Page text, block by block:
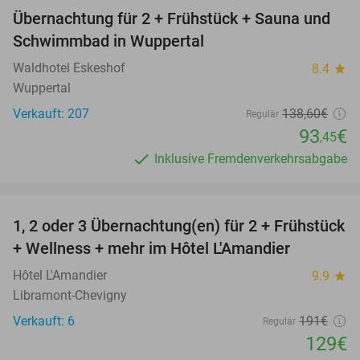
33%
Übernachtung für 2 + Frühstück + Sauna und
Schwimmbad in Wuppertal
Waldhotel Eskeshof 8.4 star
Wuppertal
Verkauft: 207
Regulär 138,60€
93,45€
Inklusive Fremdenverkehrsabgabe
32%
TODAY
1, 2 oder 3 Übernachtung(en) für 2 + Frühstück
+ Wellness + mehr im Hôtel L'Amandier
Hôtel L'Amandier 9.9 star
Libramont-Chevigny
Verkauft: 6
Regulär 191€
129€